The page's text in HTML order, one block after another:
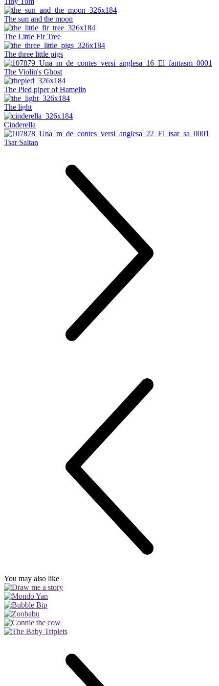
The sun and the moon
The Little Fir Tree
The three little pigs
The Violin's Ghost
The Pied piper of Hamelin
The light
Cinderella
Tsar Saltan
You may also like